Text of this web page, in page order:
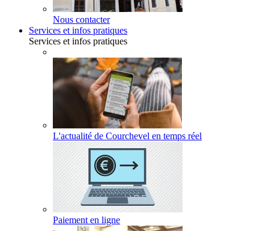
Nous contacter
Services et infos pratiques
Services et infos pratiques
L'actualité de Courchevel en temps réel
Paiement en ligne